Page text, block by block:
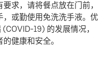
求，请将餐点放在门前，
或勤使用免洗洗手液。优
19) 的发展情况，
健康和安全。